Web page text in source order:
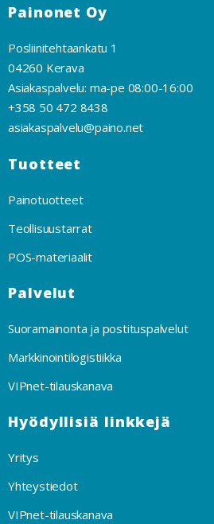
Painonet Oy
Posliinitehtaankatu 1
04260 Kerava
Asiakaspalvelu: ma-pe 08:00-16:00
+358 50 472 8438
asiakaspalvelu@paino.net
Tuotteet
Painotuotteet
Teollisuustarrat
POS-materiaalit
Palvelut
Suoramainonta ja postituspalvelut
Markkinointilogistiikka
VIPnet-tilauskanava
Hyödyllisiä linkkejä
Yritys
Yhteystiedot
VIPnet-tilauskanava